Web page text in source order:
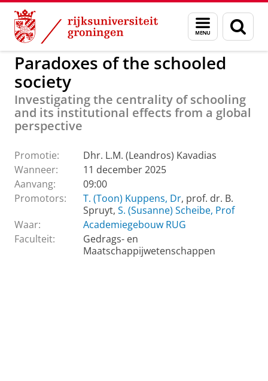
Skip
Content
Skip
Navigation
Menu
en
zoeken
GMW Actueel Promoties GMW
Paradoxes of the schooled
society
Investigating the centrality of schooling
and its institutional effects from a global
perspective
Promotie:
Dhr. L.M. (Leandros) Kavadias
Wanneer:
11 december 2025
Aanvang:
09:00
Promotors:
T. (Toon) Kuppens, Dr, prof. dr. B.
Spruyt, S. (Susanne) Scheibe, Prof
Waar:
Academiegebouw RUG
Faculteit:
Gedrags- en
Maatschappijwetenschappen